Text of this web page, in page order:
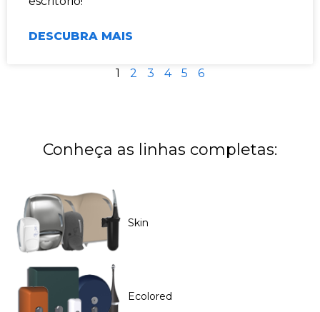
DESCUBRA MAIS
1 2 3 4 5 6
Conheça as linhas completas:
Skin
Ecolored